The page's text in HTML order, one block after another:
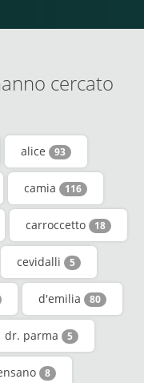
cercato
alice 93
camia 116
carroccetto 18
cevidalli 5
d'emilia 80
dr. parma 5
8